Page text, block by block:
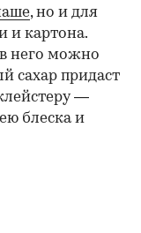
, но и для
и картона.
него можно
сахар придаст
—
блеска и